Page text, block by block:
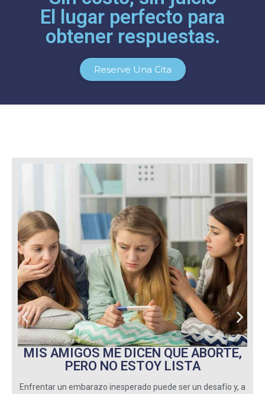
El lugar perfecto para
obtener respuestas.
Reserve Una Cita
MIS AMIGOS ME DICEN QUE ABORTE,
PERO NO ESTOY LISTA
Enfrentar un embarazo inesperado puede ser un desafío y, a